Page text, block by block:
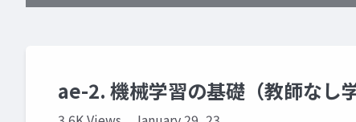
ae-2. 機械学習の基礎（教師なし